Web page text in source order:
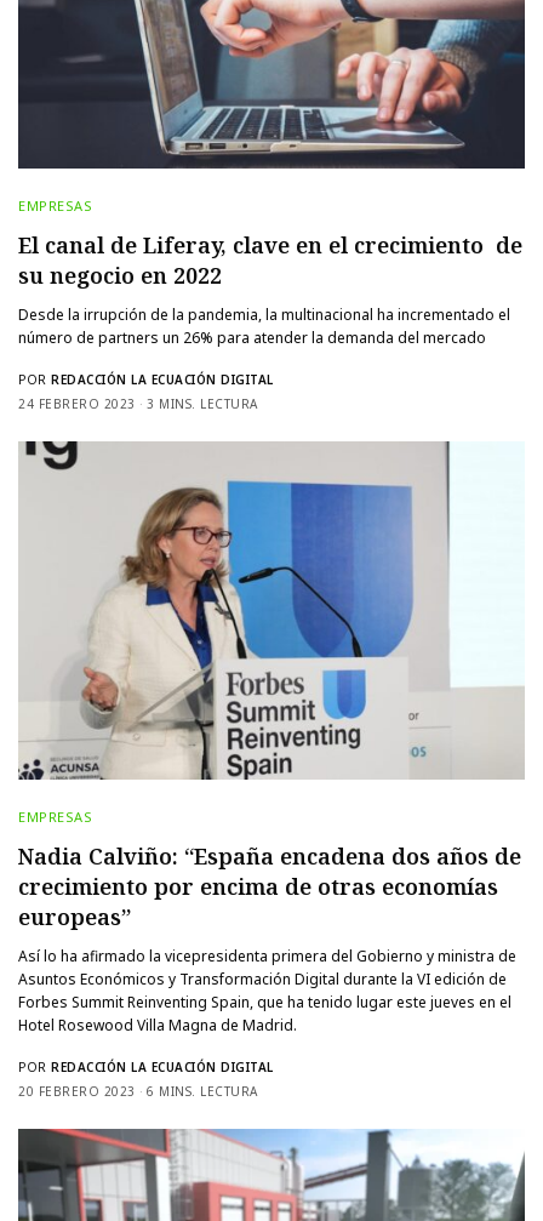
EMPRESAS
El canal de Liferay, clave en el crecimiento de
su negocio en 2022
Desde la irrupción de la pandemia, la multinacional ha incrementado el
número de partners un 26% para atender la demanda del mercado
POR REDACCIÓN LA ECUACIÓN DIGITAL
24 FEBRERO 2023
3 MINS. LECTURA
EMPRESAS
Nadia Calviño: “España encadena dos años de
crecimiento por encima de otras economías
europeas”
Así lo ha afirmado la vicepresidenta primera del Gobierno y ministra de
Asuntos Económicos y Transformación Digital durante la VI edición de
Forbes Summit Reinventing Spain, que ha tenido lugar este jueves en el
Hotel Rosewood Villa Magna de Madrid.
POR REDACCIÓN LA ECUACIÓN DIGITAL
20 FEBRERO 2023
6 MINS. LECTURA